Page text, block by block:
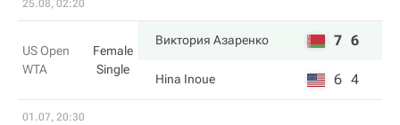
25.08, 02:20
US Open
WTA
Female
Single
Виктория Азаренко 7 6
Hina Inoue 6 4
01.07, 20:30